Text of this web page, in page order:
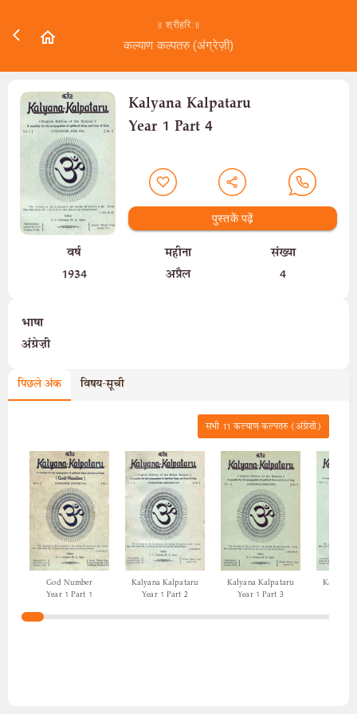
॥ श्रीहरि:॥
कल्याण कल्पतरु (अंग्रेज़ी)
Kalyana Kalpataru
Year 1 Part 4
पुस्तकें पढ़ें
वर्ष
1934
महीना
अप्रैल
संख्या
4
भाषा
अंग्रेज़ी
पिछले अंक विषय-सूची
सभी 11 कल्याण-कल्पतरु (अंग्रेज़ी)
God Number
Year 1 Part 1
Kalyana Kalpataru
Year 1 Part 2
Kalyana Kalpataru
Year 1 Part 3
Kalyana